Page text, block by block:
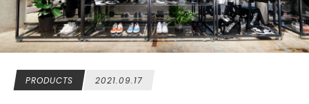
PRODUCTS 2021.09.17